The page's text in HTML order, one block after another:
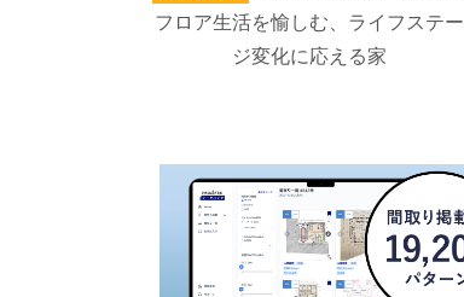
フロア生活を愉しむ、ライフステー
ジ変化に応える家